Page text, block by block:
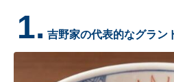
1. 吉野家の代表的なグラン